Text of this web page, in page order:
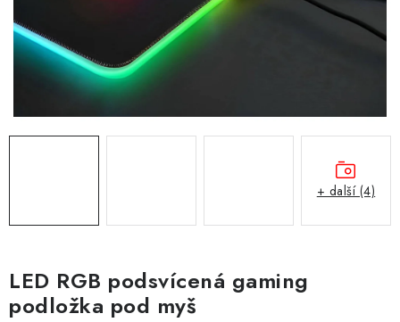
LED RGB podsvícená gaming
podložka pod myš
+ další (4)